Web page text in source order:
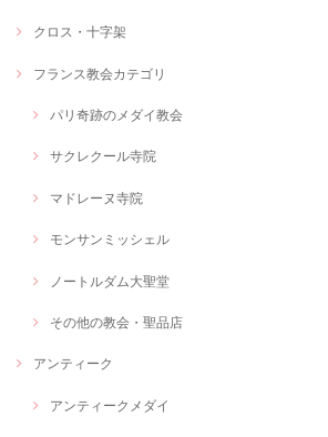
クロス・十字架
フランス教会カテゴリ
パリ奇跡のメダイ教会
サクレクール寺院
マドレーヌ寺院
モンサンミッシェル
ノートルダム大聖堂
その他の教会・聖品店
アンティーク
アンティークメダイ